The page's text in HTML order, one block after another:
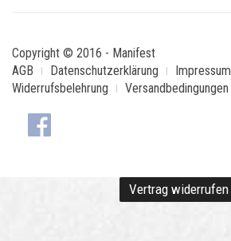
Copyright © 2016 - Manifest
AGB
Datenschutzerklärung Impressum
Widerrufsbelehrung
Versandbedingungen
Vertrag widerrufen